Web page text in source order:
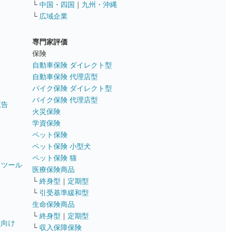
ール
け
└ 中国・四国 ｜ 九州・沖縄
└ 広域企業
専門家評価
保険
自動車保険 ダイレクト型
自動車保険 代理店型
バイク保険 ダイレクト型
バイク保険 代理店型
火災保険
学資保険
ペット保険
ペット保険 小型犬
ペット保険 猫
医療保険商品
└ 終身型 ｜ 定期型
└ 引受基準緩和型
生命保険商品
└ 終身型 ｜ 定期型
└ 収入保障保険